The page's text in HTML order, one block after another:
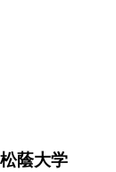
松蔭大学